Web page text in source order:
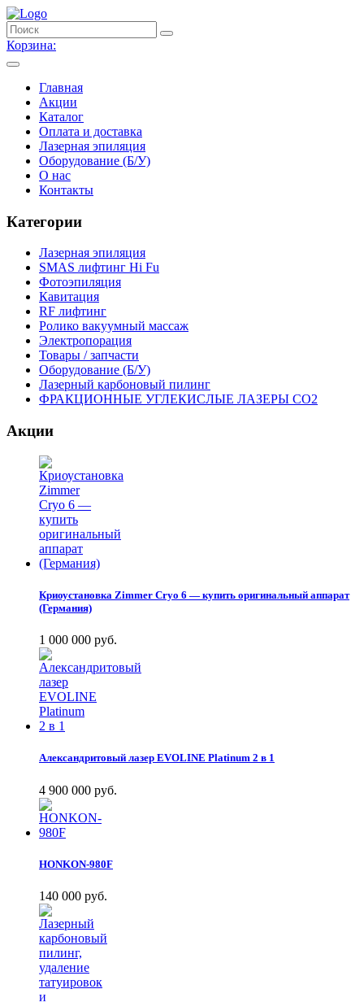
Корзина:
Главная
Акции
Каталог
Оплата и доставка
Лазерная эпиляция
Оборудование (Б/У)
О нас
Контакты
Категории
Лазерная эпиляция
SMAS лифтинг Hi Fu
Фотоэпиляция
Кавитация
RF лифтинг
Ролико вакуумный массаж
Электропорация
Товары / запчасти
Оборудование (Б/У)
Лазерный карбоновый пилинг
ФРАКЦИОННЫЕ УГЛЕКИСЛЫЕ ЛАЗЕРЫ CO2
Акции
Криоустановка Zimmer Cryo 6 — купить оригинальный аппарат
(Германия)
1 000 000 руб.
Александритовый лазер EVOLINE Platinum 2 в 1
4 900 000 руб.
HONKON-980F
140 000 руб.